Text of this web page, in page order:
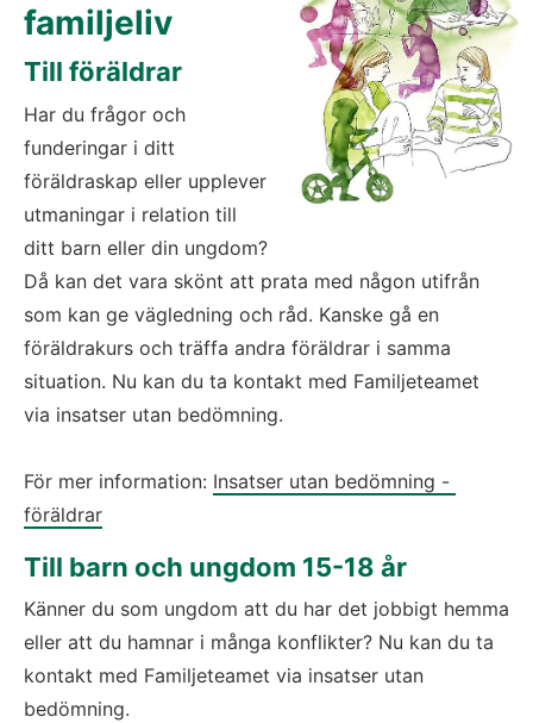
familjeliv
Till föräldrar
Har du frågor och
funderingar i ditt
föräldraskap eller upplever
utmaningar i relation till
ditt barn eller din ungdom?
Då kan det vara skönt att prata med någon utifrån
som kan ge vägledning och råd. Kanske gå en
föräldrakurs och träffa andra föräldrar i samma
situation. Nu kan du ta kontakt med Familjeteamet
via insatser utan bedömning.
För mer information: Insatser utan bedömning -
föräldrar
Till barn och ungdom 15-18 år
Känner du som ungdom att du har det jobbigt hemma
eller att du hamnar i många konflikter? Nu kan du ta
kontakt med Familjeteamet via insatser utan
bedömning.